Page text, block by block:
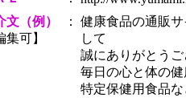
文（例）
集可】
：
健康食品の通販
して
誠にありがとう
毎日の心と体の
特定保健用食品